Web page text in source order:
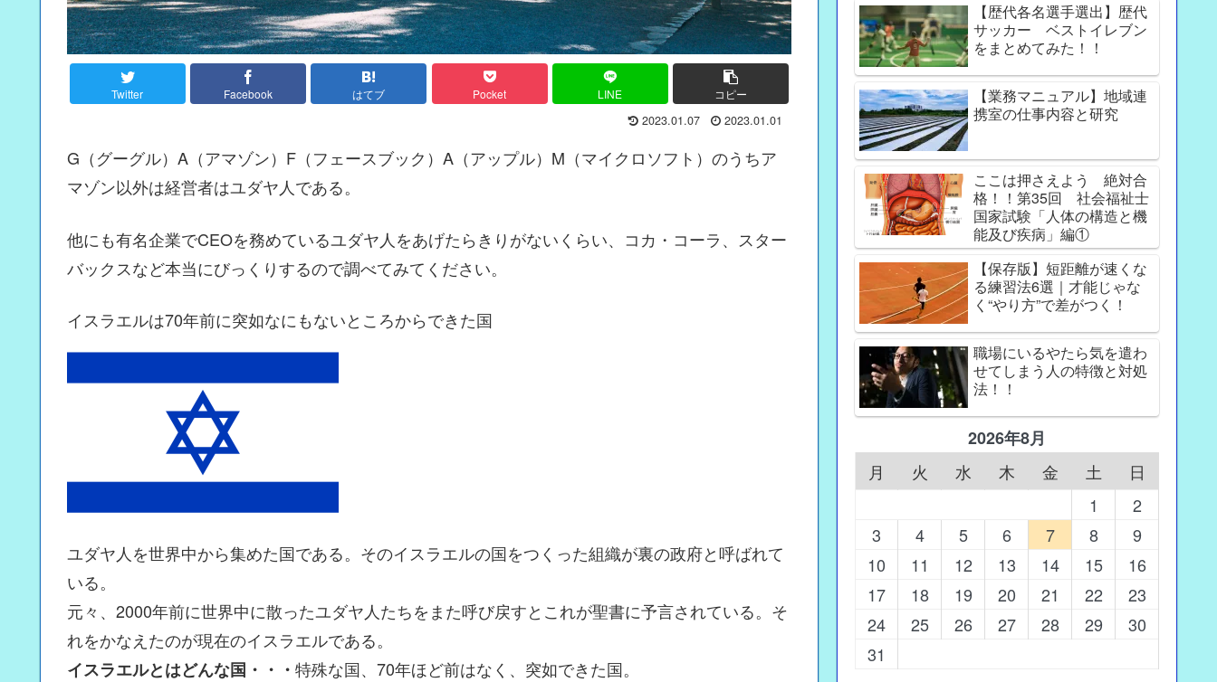
Twitter Facebook はてブ Pocket LINE コピー
2023.01.07 2023.01.01
G（グーグル）A（アマゾン）F（フェースブック）A（アップル）M（マイクロソフト）のうちア
マゾン以外は経営者はユダヤ人である。
他にも有名企業でCEOを務めているユダヤ人をあげたらきりがないくらい、コカ・コーラ、スター
バックスなど本当にびっくりするので調べてみてください。
イスラエルは70年前に突如なにもないところからできた国
ユダヤ人を世界中から集めた国である。そのイスラエルの国をつくった組織が裏の政府と呼ばれて
いる。
元々、2000年前に世界中に散ったユダヤ人たちをまた呼び戻すとこれが聖書に予言されている。そ
れをかなえたのが現在のイスラエルである。
イスラエルとはどんな国・・・ 特殊な国、70年ほど前はなく、突如できた国。
【歴代各名選手選出】歴代
サッカー ベストイレブン
をまとめてみた！！
【業務マニュアル】地域連
携室の仕事内容と研究
ここは押さえよう 絶対合
格！！第35回 社会福祉士
国家試験「人体の構造と機
能及び疾病」編①
【保存版】短距離が速くな
る練習法6選｜才能じゃな
く“やり方”で差がつく！
職場にいるやたら気を遣わ
せてしまう人の特徴と対処
法！！
2026年8月
月
火 水 木 金 土
日
1
2
3
4 5 6 7 8
9
10
11 12 13 14 15
16
17
18 19 20 21 22
23
24
25 26 27 28 29
30
31